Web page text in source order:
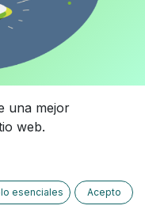
una mejor
web.
esenciales Acepto